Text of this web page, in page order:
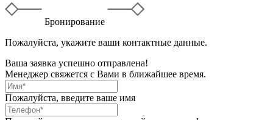
Бронирование
Пожалуйста, укажите ваши контактные данные.
Ваша заявка успешно отправлена!
Менеджер свяжется с Вами в ближайшее время.
Пожалуйста, введите ваше имя